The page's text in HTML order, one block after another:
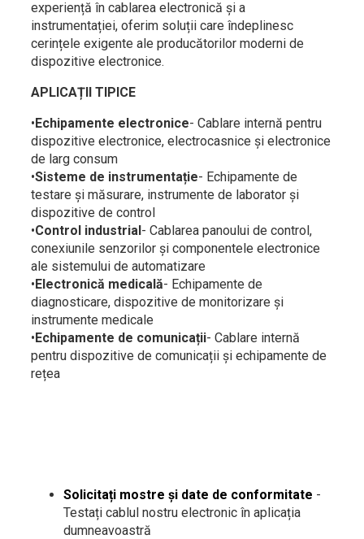
experiență în cablarea electronică și a
instrumentației, oferim soluții care îndeplinesc
cerințele exigente ale producătorilor moderni de
dispozitive electronice.
APLICAȚII TIPICE
•Echipamente electronice- Cablare internă pentru
dispozitive electronice, electrocasnice și electronice
de larg consum
•Sisteme de instrumentație- Echipamente de
testare și măsurare, instrumente de laborator și
dispozitive de control
•Control industrial- Cablarea panoului de control,
conexiunile senzorilor și componentele electronice
ale sistemului de automatizare
•Electronică medicală- Echipamente de
diagnosticare, dispozitive de monitorizare și
instrumente medicale
•Echipamente de comunicații- Cablare internă
pentru dispozitive de comunicații și echipamente de
rețea
Solicitați mostre și date de conformitate -
Testați cablul nostru electronic în aplicația
dumneavoastră